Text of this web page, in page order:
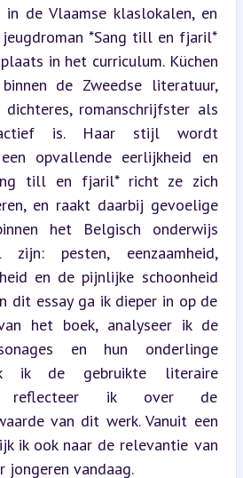
de Vlaamse klaslokalen, en
*Sang till en fjaril*
in het curriculum. Küchen
de Zweedse literatuur,
romanschrijfster als
actief is. Haar stijl wordt
opvallende eerlijkheid en
till en fjaril* richt ze zich
en raakt daarbij gevoelige
het Belgisch onderwijs
zijn: pesten, eenzaamheid,
en de pijnlijke schoonheid
dit essay ga ik dieper in op de
het boek, analyseer ik de
en hun onderlinge
ik de gebruikte literaire
reflecteer ik over de
van dit werk. Vanuit een
ik ook naar de relevantie van
jongeren vandaag.